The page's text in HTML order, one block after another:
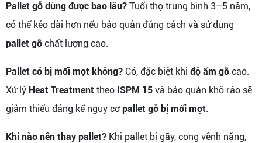
Pallet gỗ dùng được bao lâu? Tuổi thọ trung bình 3–5 năm,
có thể kéo dài hơn nếu bảo quản đúng cách và sử dụng
pallet gỗ chất lượng cao.
Pallet có bị mối mọt không? Có, đặc biệt khi độ ẩm gỗ cao.
Xử lý Heat Treatment theo ISPM 15 và bảo quản khô ráo sẽ
giảm thiểu đáng kể nguy cơpallet gỗ bị mối mọt.
Khi nào nên thay pallet? Khi pallet bị gãy, cong vênh nặng,